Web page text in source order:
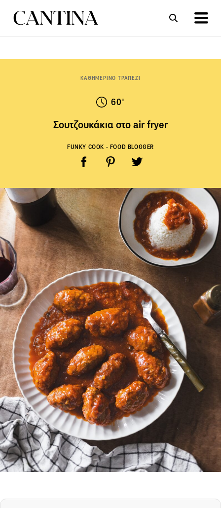
ΚΑΘΗΜΕΡΙΝΟ ΤΡΑΠΕΖΙ
60'
Σουτζουκάκια στο air fryer
FUNKY COOK - FOOD BLOGGER